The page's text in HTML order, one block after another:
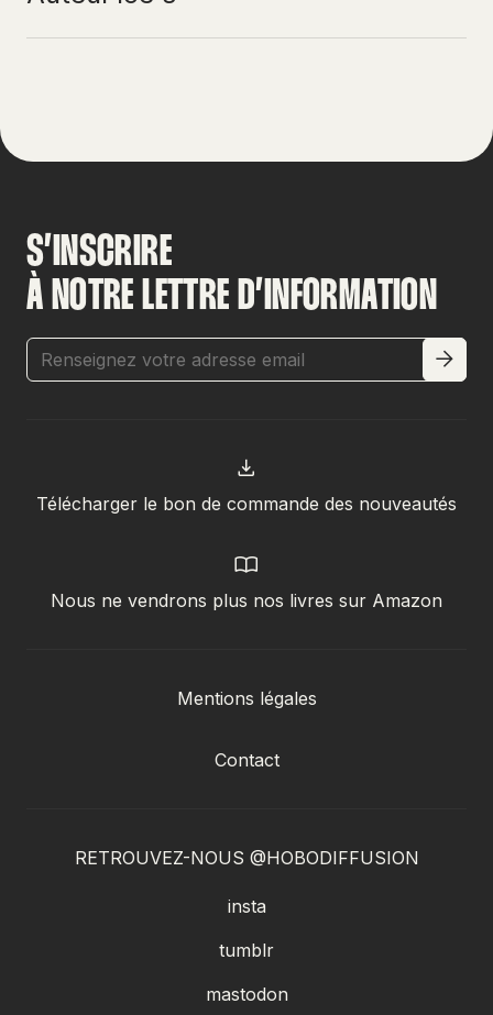
S’INSCRIRE
À NOTRE LETTRE D’INFORMATION
Télécharger le bon de commande des nouveautés
Nous ne vendrons plus nos livres sur Amazon
Mentions légales
Contact
RETROUVEZ-NOUS @HOBODIFFUSION
insta
tumblr
mastodon